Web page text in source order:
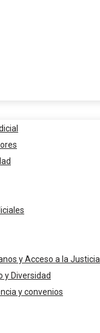
y Acceso a la Justicia
y Diversidad
y convenios